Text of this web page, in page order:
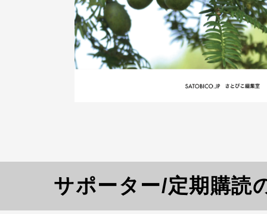
サポーター/定期購読